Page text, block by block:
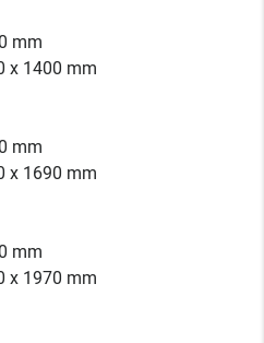
mm
x 1400 mm
mm
x 1690 mm
mm
x 1970 mm